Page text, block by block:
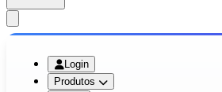
Login
Produtos